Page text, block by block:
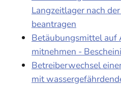
Langzeitlager nach
beantragen
Betäubungsmittel auf
mitnehmen -
Betreiberwechsel
mit